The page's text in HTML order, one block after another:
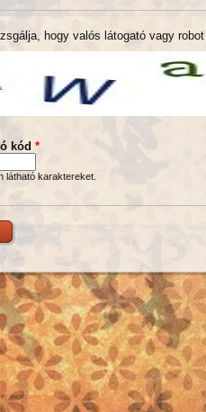
hogy valós látogató vagy
kód *
látható karaktereket.